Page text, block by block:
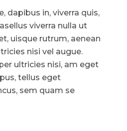
dapibus in, viverra quis,
viverra nulla ut
uisque rutrum, aenean
nisi vel augue.
ultricies nisi, am eget
tellus eget
sem quam se